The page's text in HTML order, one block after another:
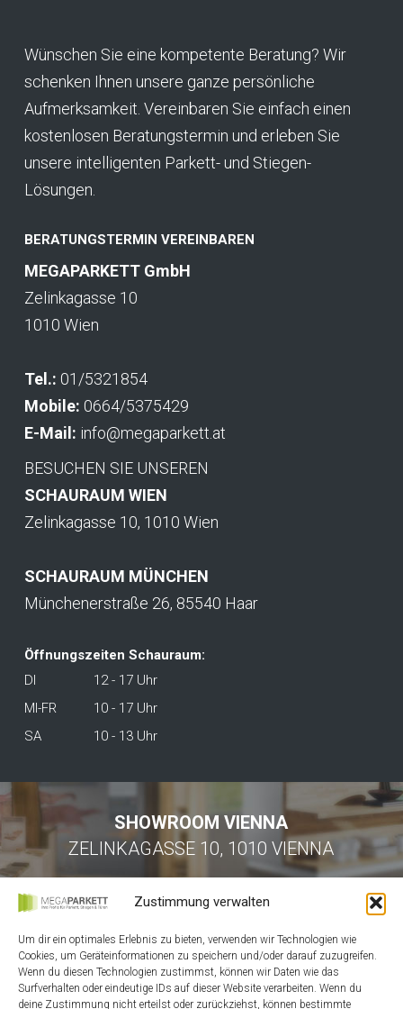
Zustimmung verwalten
Um dir ein optimales Erlebnis zu bieten, verwenden wir Technologien wie
Cookies, um Geräteinformationen zu speichern und/oder darauf zuzugreifen.
Wenn du diesen Technologien zustimmst, können wir Daten wie das
Surfverhalten oder eindeutige IDs auf dieser Website verarbeiten. Wenn du
deine Zustimmung nicht erteilst oder zurückziehst, können bestimmte
Wünschen Sie eine kompetente Beratung? Wir
schenken Ihnen unsere ganze persönliche
Aufmerksamkeit. Vereinbaren Sie einfach einen
kostenlosen Beratungstermin und erleben Sie
unsere intelligenten Parkett- und Stiegen-
Lösungen.
BERATUNGSTERMIN VEREINBAREN
MEGAPARKETT GmbH
Zelinkagasse 10
1010 Wien
Tel.: 01/5321854
Mobile: 0664/5375429
E-Mail: info@megaparkett.at
BESUCHEN SIE UNSEREN
SCHAURAUM WIEN
Zelinkagasse 10, 1010 Wien
SCHAURAUM MÜNCHEN
Münchenerstraße 26, 85540 Haar
Öffnungszeiten Schauraum:
DI
12 - 17 Uhr
MI-FR
10 - 17 Uhr
SA
10 - 13 Uhr
SHOWROOM VIENNA
ZELINKAGASSE 10, 1010 VIENNA